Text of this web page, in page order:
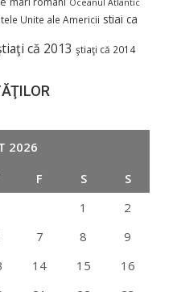
Oceanul Atlantic
Unite ale Americii stiai ca
că 2013 ştiaţi că 2014
2026
F S
S
1
2
7 8
9
14 15
16